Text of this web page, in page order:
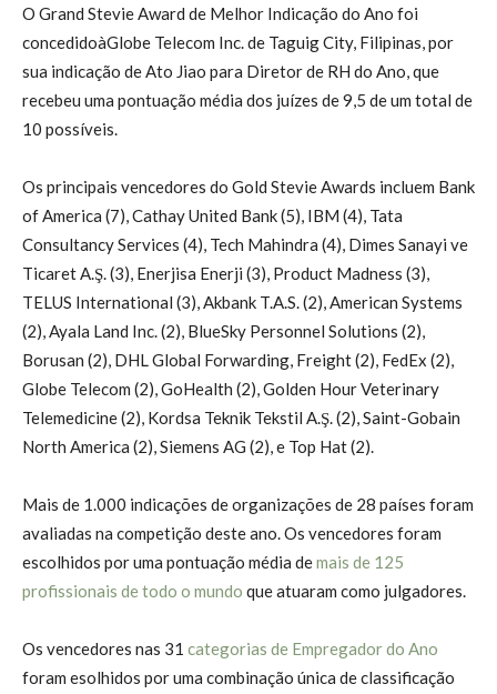
O Grand Stevie Award de Melhor Indicação do Ano foi
concedidoàGlobe Telecom Inc. de Taguig City, Filipinas, por
sua indicação de Ato Jiao para Diretor de RH do Ano, que
recebeu uma pontuação média dos juízes de 9,5 de um total de
10 possíveis.
Os principais vencedores do Gold Stevie Awards incluem Bank
of America (7), Cathay United Bank (5), IBM (4), Tata
Consultancy Services (4), Tech Mahindra (4), Dimes Sanayi ve
Ticaret A.Ş. (3), Enerjisa Enerji (3), Product Madness (3),
TELUS International (3), Akbank T.A.S. (2), American Systems
(2), Ayala Land Inc. (2), BlueSky Personnel Solutions (2),
Borusan (2), DHL Global Forwarding, Freight (2), FedEx (2),
Globe Telecom (2), GoHealth (2), Golden Hour Veterinary
Telemedicine (2), Kordsa Teknik Tekstil A.Ş. (2), Saint-Gobain
North America (2), Siemens AG (2), e Top Hat (2).
Mais de 1.000 indicações de organizações de 28 países foram
avaliadas na competição deste ano. Os vencedores foram
escolhidos por uma pontuação média demais de 125
profissionais de todo o mundo que atuaram como julgadores.
Os vencedores nas 31 categorias de Empregador do Ano
foram esolhidos por uma combinação única de classificação